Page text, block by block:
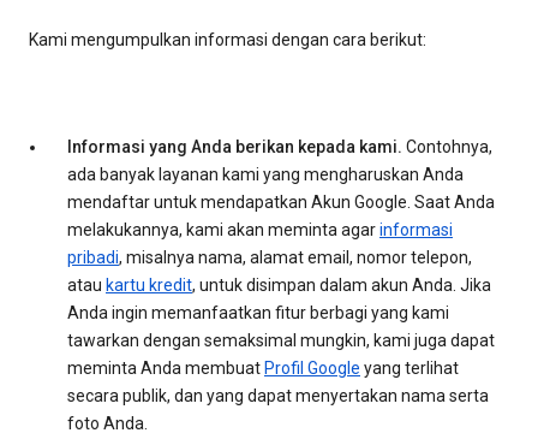
Kami mengumpulkan informasi dengan cara berikut:
Informasi yang Anda berikan kepada kami. Contohnya,
ada banyak layanan kami yang mengharuskan Anda
mendaftar untuk mendapatkan Akun Google. Saat Anda
melakukannya, kami akan meminta agarinformasi
pribadi, misalnya nama, alamat email, nomor telepon,
atau kartu kredit, untuk disimpan dalam akun Anda. Jika
Anda ingin memanfaatkan fitur berbagi yang kami
tawarkan dengan semaksimal mungkin, kami juga dapat
meminta Anda membuat Profil Google yang terlihat
secara publik, dan yang dapat menyertakan nama serta
foto Anda.